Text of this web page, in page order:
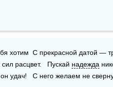
хотим  С прекрасной датой —
расцвет.   Пускай надежда
удач!   С него желаем не